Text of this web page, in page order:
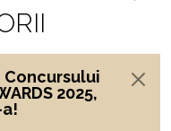
2025,